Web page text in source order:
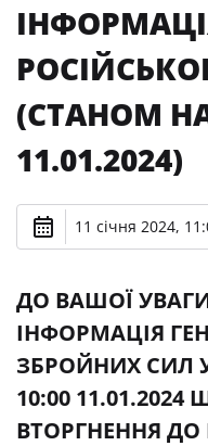
(СТАНОМ
11.01.2024)
11 січня 2024,
ДО ВАШОЇ
ІНФОРМАЦІЯ
ЗБРОЙНИХ СИЛ
10:00
ВТОРГНЕННЯ